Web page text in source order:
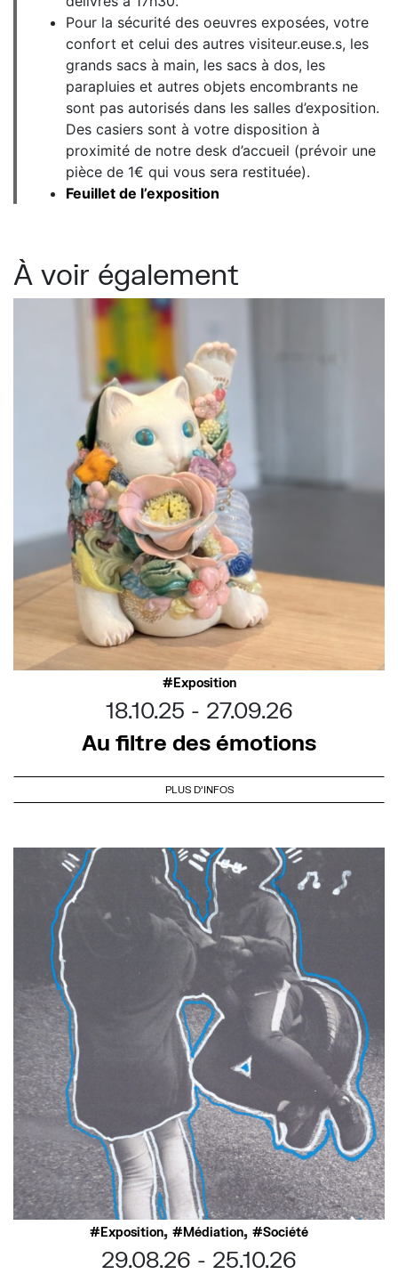
Pour la sécurité des oeuvres exposées, votre
confort et celui des autres visiteur.euse.s, les
grands sacs à main, les sacs à dos, les
parapluies et autres objets encombrants ne
sont pas autorisés dans les salles d’exposition.
Des casiers sont à votre disposition à
proximité de notre desk d’accueil (prévoir une
pièce de 1€ qui vous sera restituée).
Feuillet de l’exposition
À voir également
Exposition
18.10.25
27.09.26
Au filtre des émotions
PLUS D'INFOS
Exposition, Médiation, Société
29.08.26
25.10.26